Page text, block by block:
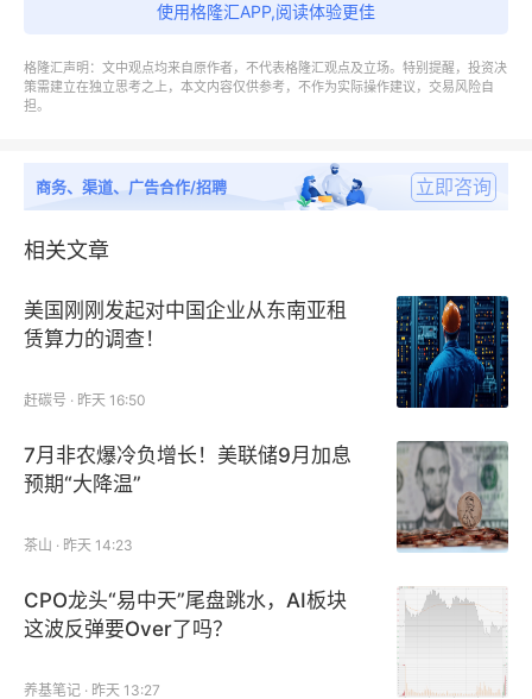
首先，2017年中国汽车保有量为2.17亿辆，同比增长
13.13%。
（图片来源：易观）
自2018年下半年以来，国内汽车销量连续15个月下
滑。尽管车市下行，汽车后市场依旧蕴藏巨大潜力。据
《中国汽车工业年鉴》数据显示，汽车后市场行业规模
从2015年的7600亿元增长至2018年的1.29万亿元。
行业预计，2018-2023年，我国汽车后市场将保持在
10%-15%的市场发展增速，相关汽车后市场企业因此
使用格隆汇APP,阅读体验更佳
格隆汇声明：文中观点均来自原作者，不代表格隆汇观点及立场。特别提醒，投资决
策需建立在独立思考之上，本文内容仅供参考，不作为实际操作建议，交易风险自
担。
商务、渠道、广告合作/招聘 立即咨询
相关文章
美国刚刚发起对中国企业从东南亚租
赁算力的调查！
赶碳号 · 昨天 16:50
7月非农爆冷负增长！美联储9月加息
预期“大降温”
茶山 · 昨天 14:23
CPO龙头“易中天”尾盘跳水，AI板块
这波反弹要Over了吗？
养基笔记 · 昨天 13:27